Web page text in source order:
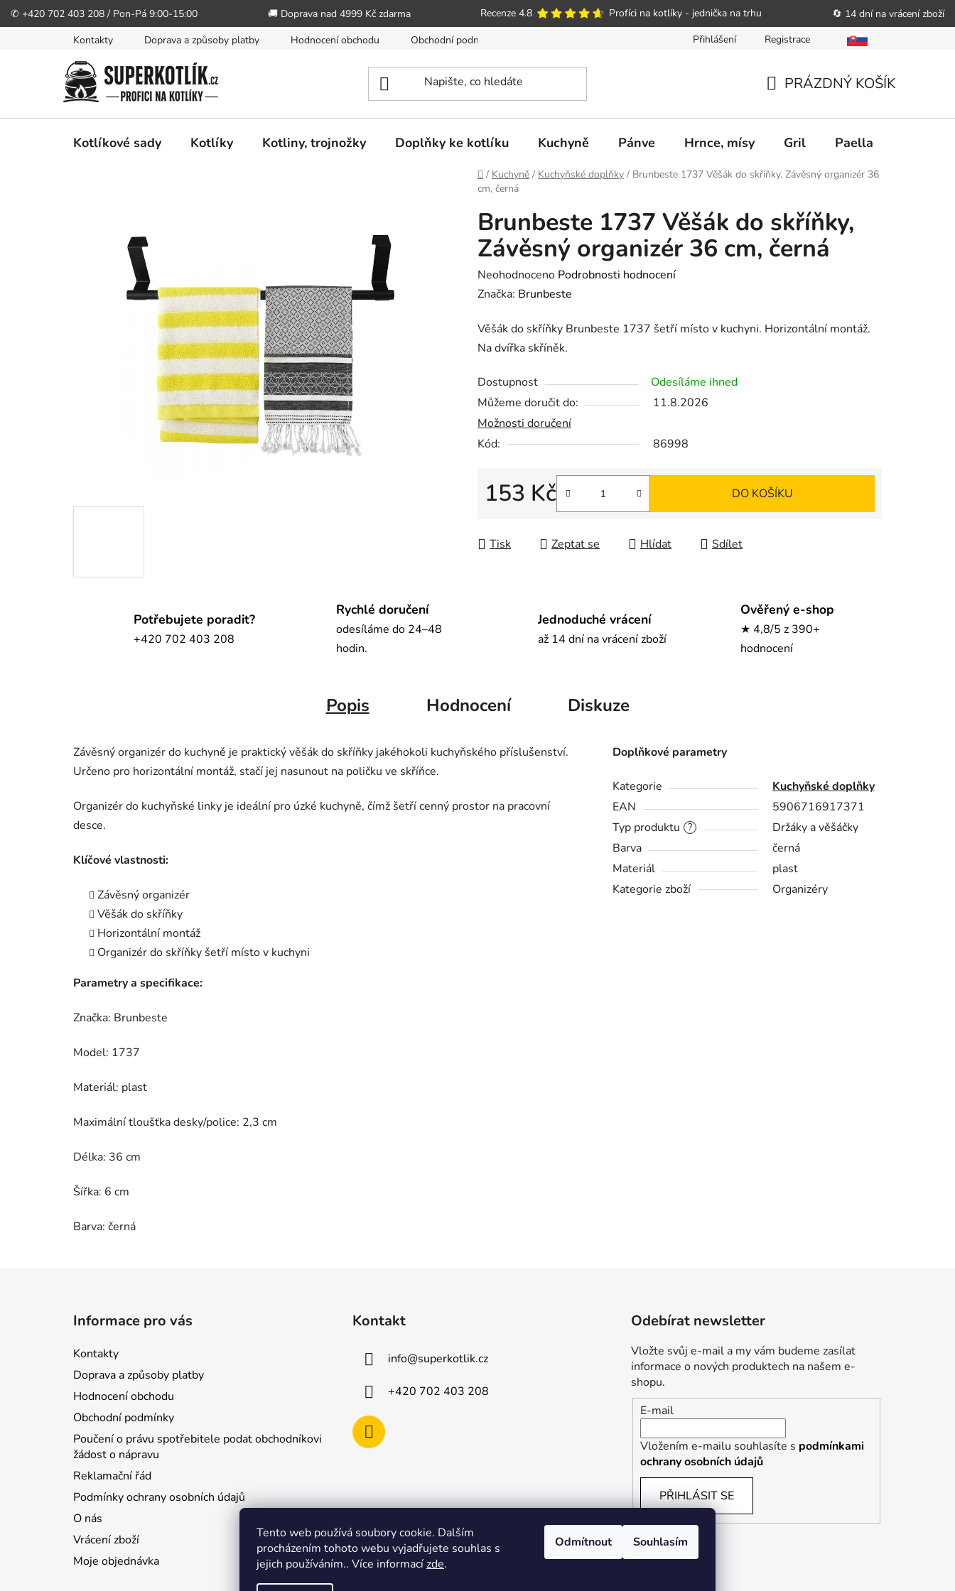
✆ +420 702 403 208 / Pon-Pá 9:00-15:00 🚚 Doprava nad 4999 Kč zdarma Recenze 4.8 Profíci na kotlíky - jednička na trhu 🔄 14 dní na vrácení zboží
Tento web používá soubory cookie. Dalším
procházením tohoto webu vyjadřujete souhlas s
jejich používáním.. Více informacízde.
Odmítnout Souhlasím
Kontakty Doprava a způsoby platby Hodnocení obchodu Obchodní podmínky Poučení o právu spotřebitele podat obchodníkovi žádost o nápravu Reklamační řád
Přihlášení Registrace
KOŠÍK
PRÁZDNÝ KOŠÍK
Kotlíkové sady Kotlíky Kotliny, trojnožky Doplňky ke kotlíku Kuchyně Pánve Hrnce, mísy Gril Paella
Domů
/ Kuchyně / Kuchyňské doplňky / Brunbeste 1737 Věšák do skříňky, Závěsný organizér 36
cm, černá
Brunbeste 1737 Věšák do skříňky,
Závěsný organizér 36 cm, černá
Průměrné
hodnocení
je
0,0
5
hvězdiček.
Neohodnoceno Podrobnosti hodnocení
Značka: Brunbeste
Věšák do skříňky Brunbeste 1737 šetří místo v kuchyni. Horizontální montáž.
Na dvířka skříněk.
Dostupnost
Odesíláme ihned
Můžeme doručit do:
11.8.2026
Možnosti doručení
Kód:
86998
153 Kč DO KOŠÍKU
Tisk Zeptat se Hlídat Sdílet
Potřebujete poradit?
+420 702 403 208
Rychlé doručení
odesíláme do 24–48
hodin.
Jednoduché vrácení
až 14 dní na vrácení zboží
Ověřený e-shop
★ 4,8/5 z 390+
hodnocení
Popis Hodnocení Diskuze
Závěsný organizér do kuchyně je praktický věšák do skříňky jakéhokoli kuchyňského příslušenství.
Určeno pro horizontální montáž, stačí jej nasunout na poličku ve skříňce.
Organizér do kuchyňské linky je ideální pro úzké kuchyně, čímž šetří cenný prostor na pracovní
desce.
Klíčové vlastnosti:
Závěsný organizér
Věšák do skříňky
Horizontální montáž
Organizér do skříňky šetří místo v kuchyni
Parametry a specifikace:
Značka: Brunbeste
Model: 1737
Materiál: plast
Maximální tloušťka desky/police: 2,3 cm
Délka: 36 cm
Šířka: 6 cm
Barva: černá
Doplňkové parametry
Kategorie
Kuchyňské doplňky
EAN
5906716917371
?
Typ produktu
Držáky a věšáčky
Barva
černá
Materiál
plast
Kategorie zboží
Organizéry
Informace pro vás
Kontakty
Doprava a způsoby platby
Hodnocení obchodu
Obchodní podmínky
Poučení o právu spotřebitele podat obchodníkovi
žádost o nápravu
Reklamační řád
Podmínky ochrany osobních údajů
O nás
Vrácení zboží
Moje objednávka
Kontakt
info@superkotlik.cz
+420 702 403 208
Odebírat newsletter
Vložte svůj e-mail a my vám budeme zasílat
informace o nových produktech na našem e-
shopu.
E-mail
Vložením e-mailu souhlasíte s podmínkami
ochrany osobních údajů
PŘIHLÁSIT SE